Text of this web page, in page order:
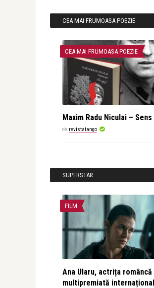
CEA MAI FRUMOASA POEZIE
CEA MAI FRUMOASA POEZIE
Maxim Radu Niculai – Sens
de revistatango
SUPERSTAR
FILM
Ana Ularu, actrița româncă
multipremiată